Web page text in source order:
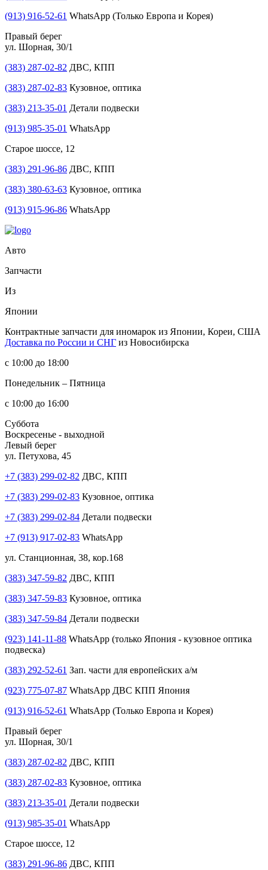
(913) 916-52-61 WhatsApp (Только Европа и Корея)
Правый берег
ул. Шорная, 30/1
(383) 287-02-82 ДВС, КПП
(383) 287-02-83 Кузовное, оптика
(383) 213-35-01 Детали подвески
(913) 985-35-01 WhatsApp
Старое шоссе, 12
(383) 291-96-86 ДВС, КПП
(383) 380-63-63 Кузовное, оптика
(913) 915-96-86 WhatsApp
Авто
Запчасти
Из
Японии
Контрактные запчасти для иномарок из Японии, Кореи, США
Доставка по России и СНГ из Новосибирска
с 10:00 до 18:00
Понедельник – Пятница
с 10:00 до 16:00
Суббота
Воскресенье - выходной
Левый берег
ул. Петухова, 45
+7 (383) 299-02-82 ДВС, КПП
+7 (383) 299-02-83 Кузовное, оптика
+7 (383) 299-02-84 Детали подвески
+7 (913) 917-02-83 WhatsApp
ул. Станционная, 38, кор.168
(383) 347-59-82 ДВС, КПП
(383) 347-59-83 Кузовное, оптика
(383) 347-59-84 Детали подвески
(923) 141-11-88 WhatsApp (только Япония - кузовное оптика
подвеска)
(383) 292-52-61 Зап. части для европейских а/м
(923) 775-07-87 WhatsApp ДВС КПП Япония
(913) 916-52-61 WhatsApp (Только Европа и Корея)
Правый берег
ул. Шорная, 30/1
(383) 287-02-82 ДВС, КПП
(383) 287-02-83 Кузовное, оптика
(383) 213-35-01 Детали подвески
(913) 985-35-01 WhatsApp
Старое шоссе, 12
(383) 291-96-86 ДВС, КПП